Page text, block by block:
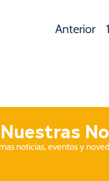
Anterior 1
noticias, eventos y